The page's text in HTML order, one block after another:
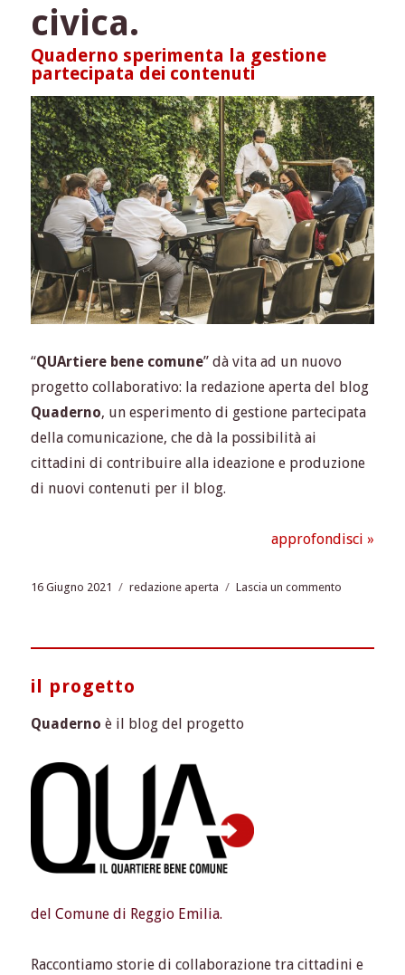
delle
caprette
civica.
Quaderno sperimenta la gestione
partecipata dei contenuti
“QUArtiere bene comune” dà vita ad un nuovo
progetto collaborativo: la redazione aperta del blog
Quaderno, un esperimento di gestione partecipata
della comunicazione, che dà la possibilità ai
cittadini di contribuire alla ideazione e produzione
di nuovi contenuti per il blog.
approfondisci »
Pubblicato
16 Giugno 2021 Tag
redazione aperta Lascia un commento
il progetto
Quaderno è il blog del progetto
del Comune di Reggio Emilia.
Raccontiamo storie di collaborazione tra cittadini e